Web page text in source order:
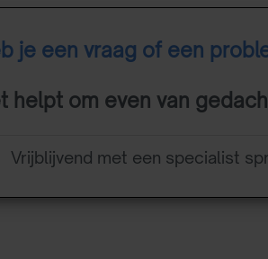
je een vraag of een
helpt om even van
Vrijblijvend met een specialist